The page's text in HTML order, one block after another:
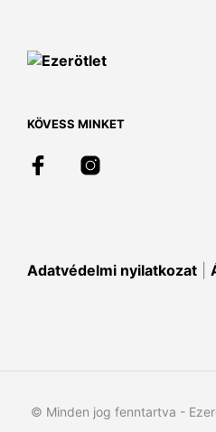
KÖVESS MINKET
Adatvédelmi nyilatkozat
© Minden jog fenntartva -